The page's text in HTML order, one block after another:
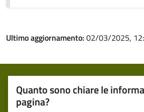
Ultimo aggiornamento: 02/03/2025,
Quanto sono chiare le
pagina?